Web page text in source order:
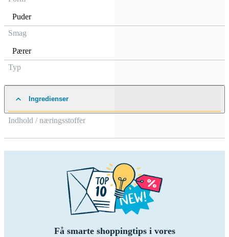
Puder
Smag
Pærer
Typ
Ingredienser
Indhold / næringsstoffer
Få smarte shoppingtips i vores